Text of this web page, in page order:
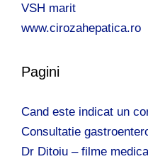
VSH marit
www.cirozahepatica.ro
Pagini
Cand este indicat un
Consultatie
Dr Ditoiu – filme